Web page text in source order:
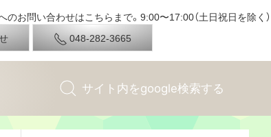
お問い合わせはこちらまで。9:00〜17:00（土日祝日を除く）
048-282-3665